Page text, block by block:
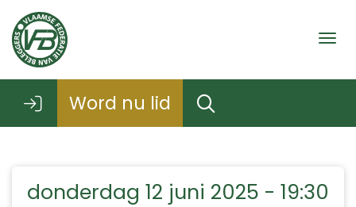
Word nu lid
donderdag 12 juni 2025 - 19:30